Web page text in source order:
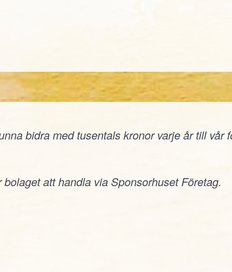
bidra med tusentals kronor varje år till vår
att handla via Sponsorhuset Företag.